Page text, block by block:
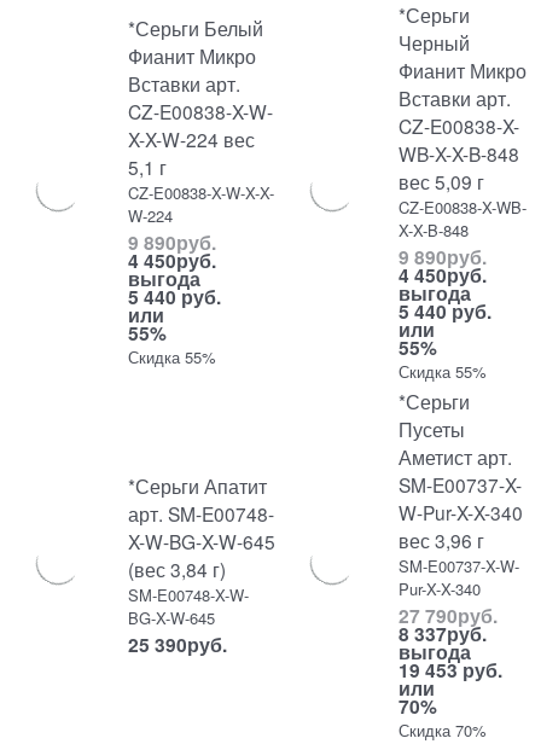
*Серьги Белый
Фианит Микро
Вставки арт.
CZ-E00838-X-W-
X-X-W-224 вес
5,1 г
CZ-E00838-X-W-X-X-
W-224
9 890руб.
4 450руб.
выгода
5 440 руб.
или
55%
Скидка 55%
*Серьги
Черный
Фианит Микро
Вставки арт.
CZ-E00838-X-
WB-X-X-B-848
вес 5,09 г
CZ-E00838-X-WB-
X-X-B-848
9 890руб.
4 450руб.
выгода
5 440 руб.
или
55%
Скидка 55%
*Серьги Апатит
арт. SM-E00748-
X-W-BG-X-W-645
(вес 3,84 г)
SM-E00748-X-W-
BG-X-W-645
25 390руб.
*Серьги
Пусеты
Аметист арт.
SM-E00737-X-
W-Pur-X-X-340
вес 3,96 г
SM-E00737-X-W-
Pur-X-X-340
27 790руб.
8 337руб.
выгода
19 453 руб.
или
70%
Скидка 70%